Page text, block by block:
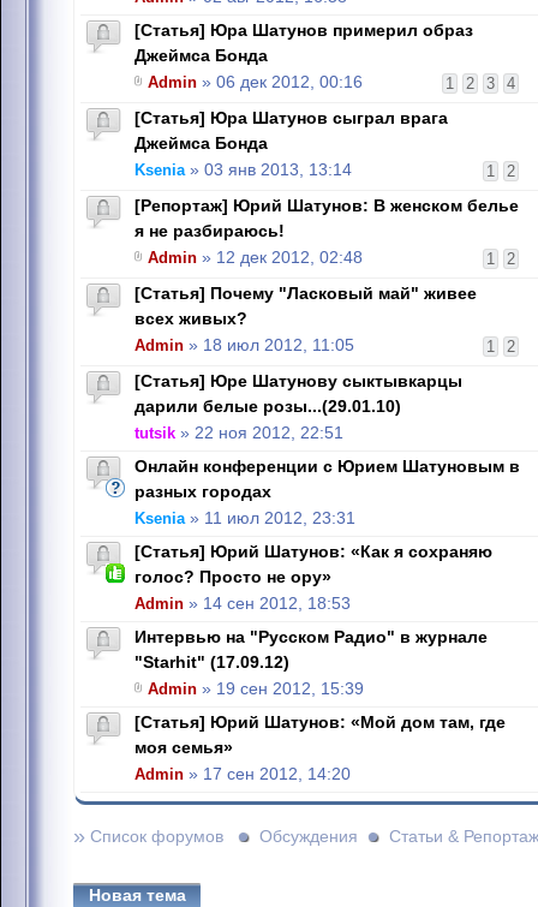
[Статья] Юра Шатунов примерил образ
Джеймса Бонда
1 2 3 4
Admin » 06 дек 2012, 00:16
[Статья] Юра Шатунов сыграл врага
Джеймса Бонда
1 2
Ksenia» 03 янв 2013, 13:14
[Репортаж] Юрий Шатунов: В женском белье
я не разбираюсь!
1 2
Admin » 12 дек 2012, 02:48
[Статья] Почему "Ласковый май" живее
всех живых?
1 2
Admin » 18 июл 2012, 11:05
[Статья] Юре Шатунову сыктывкарцы
дарили белые розы...(29.01.10)
tutsik » 22 ноя 2012, 22:51
Онлайн конференции с Юрием Шатуновым в
разных городах
Ksenia» 11 июл 2012, 23:31
[Статья] Юрий Шатунов: «Как я сохраняю
голос? Просто не ору»
Admin » 14 сен 2012, 18:53
Интервью на "Русском Радио" в журнале
"Starhit" (17.09.12)
Admin » 19 сен 2012, 15:39
[Статья] Юрий Шатунов: «Мой дом там, где
моя семья»
Admin » 17 сен 2012, 14:20
» Список форумов Обсуждения Статьи &
Новая тема